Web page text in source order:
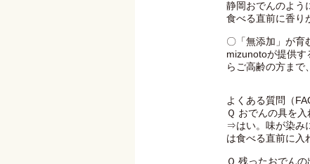
静岡おでんのよう
食べる直前に香り
〇「無添加」が育
mizunotoが提供す
らご高齢の方まで
よくある質問（
Ｑ おでんの具を
⇒はい。味が染み
は食べる直前に入
Ｑ 残ったおでん